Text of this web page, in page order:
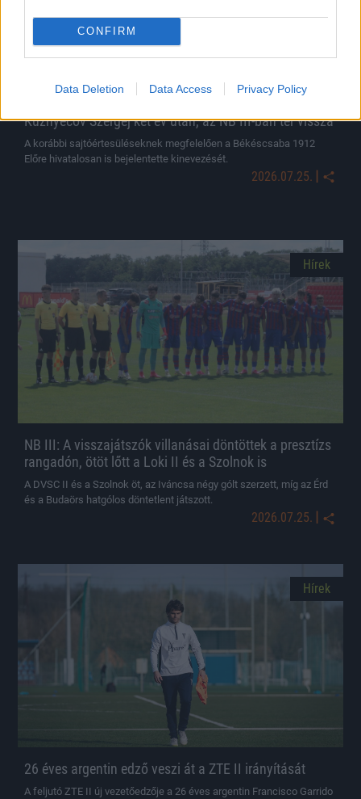
CONFIRM
Data Deletion Data Access Privacy Policy
Kuznyecov Szergej két év után, az NB III-ban tér vissza
A korábbi sajtóértesüléseknek megfelelően a Békéscsaba 1912
Előre hivatalosan is bejelentette kinevezését.
2026.07.25. |
Hírek
NB III: A visszajátszók villanásai döntöttek a presztízs
rangadón, ötöt lőtt a Loki II és a Szolnok is
A DVSC II és a Szolnok öt, az Iváncsa négy gólt szerzett, míg az Érd
és a Budaörs hatgólos döntetlent játszott.
2026.07.25. |
Hírek
26 éves argentin edző veszi át a ZTE II irányítását
A feljutó ZTE II új vezetőedzője a 26 éves argentin Francisco Garrido